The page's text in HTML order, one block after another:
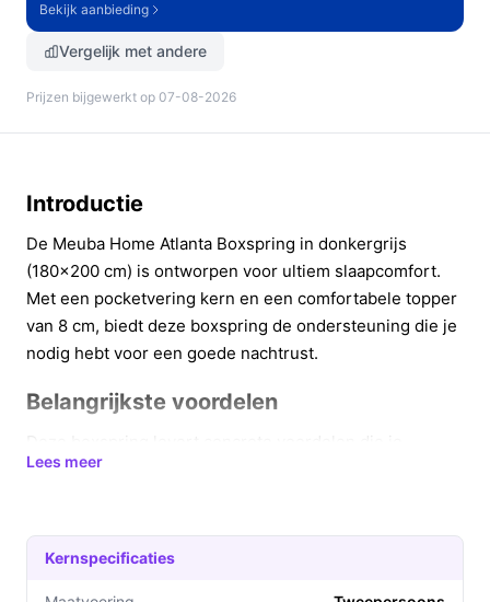
Bekijk aanbieding
Vergelijk met andere
Prijzen bijgewerkt op 07-08-2026
Introductie
De Meuba Home Atlanta Boxspring in donkergrijs
(180x200 cm) is ontworpen voor ultiem slaapcomfort.
Met een pocketvering kern en een comfortabele topper
van 8 cm, biedt deze boxspring de ondersteuning die je
nodig hebt voor een goede nachtrust.
Belangrijkste voordelen
slaapervaring verbeteren:
aan de contouren van je lichaam aan, wat zorgt
voor uitstekende ondersteuning en drukverlichting
tijdens het slapen.
Lees meer
Kernspecificaties